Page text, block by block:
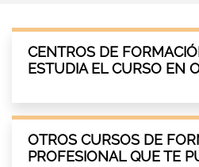
CENTROS DE
ESTUDIA EL CURSO EN
OTROS CURSOS DE
PROFESIONAL QUE TE